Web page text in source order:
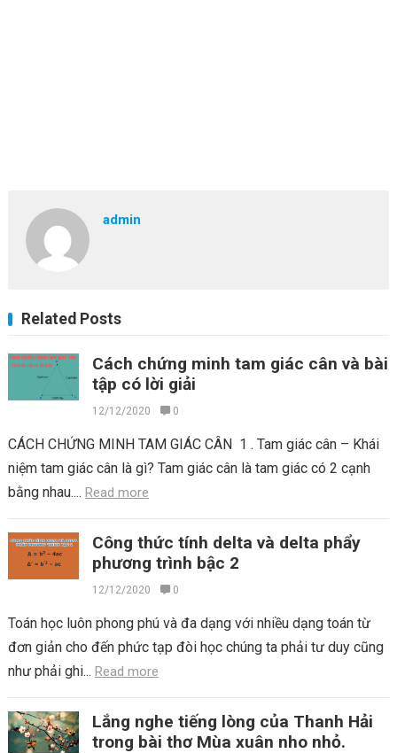
admin
Related Posts
Cách chứng minh tam giác cân và bài
tập có lời giải
12/12/2020 0
CÁCH CHỨNG MINH TAM GIÁC CÂN 1 . Tam giác cân – Khái
niệm tam giác cân là gì? Tam giác cân là tam giác có 2 cạnh
bằng nhau.... Read more
Công thức tính delta và delta phẩy
phương trình bậc 2
12/12/2020 0
Toán học luôn phong phú và đa dạng với nhiều dạng toán từ
đơn giản cho đến phức tạp đòi học chúng ta phải tư duy cũng
như phải ghi... Read more
Lắng nghe tiếng lòng của Thanh Hải
trong bài thơ Mùa xuân nho nhỏ.